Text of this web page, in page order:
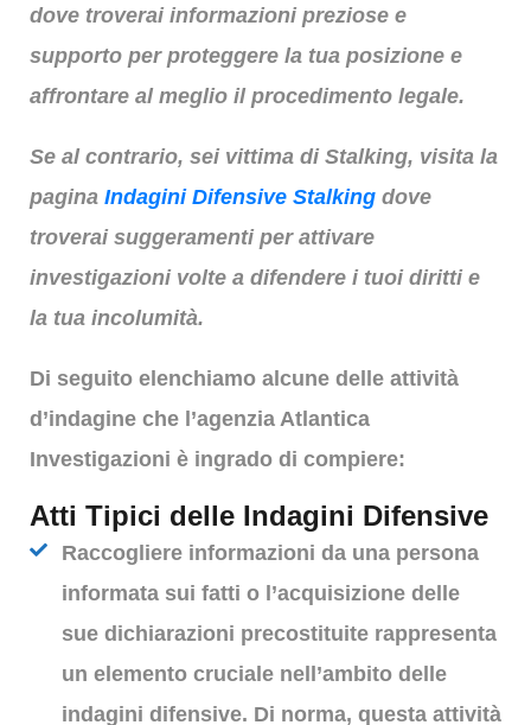
dove troverai informazioni preziose e
supporto per proteggere la tua posizione e
affrontare al meglio il procedimento legale.
Se al contrario, sei vittima di Stalking, visita la
pagina Indagini Difensive Stalking dove
troverai suggeramenti per attivare
investigazioni volte a difendere i tuoi diritti e
la tua incolumità.
Di seguito elenchiamo alcune delle attività
d’indagine che l’agenzia Atlantica
Investigazioni è ingrado di compiere:
Atti Tipici delle Indagini Difensive
Raccogliere informazioni da una persona
informata sui fatti o l’acquisizione delle
sue dichiarazioni precostituite rappresenta
un elemento cruciale nell’ambito delle
indagini difensive. Di norma, questa attività